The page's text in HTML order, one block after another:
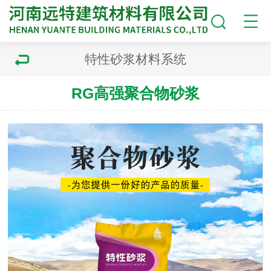
特性砂浆材料系统
RG高强聚合物砂浆